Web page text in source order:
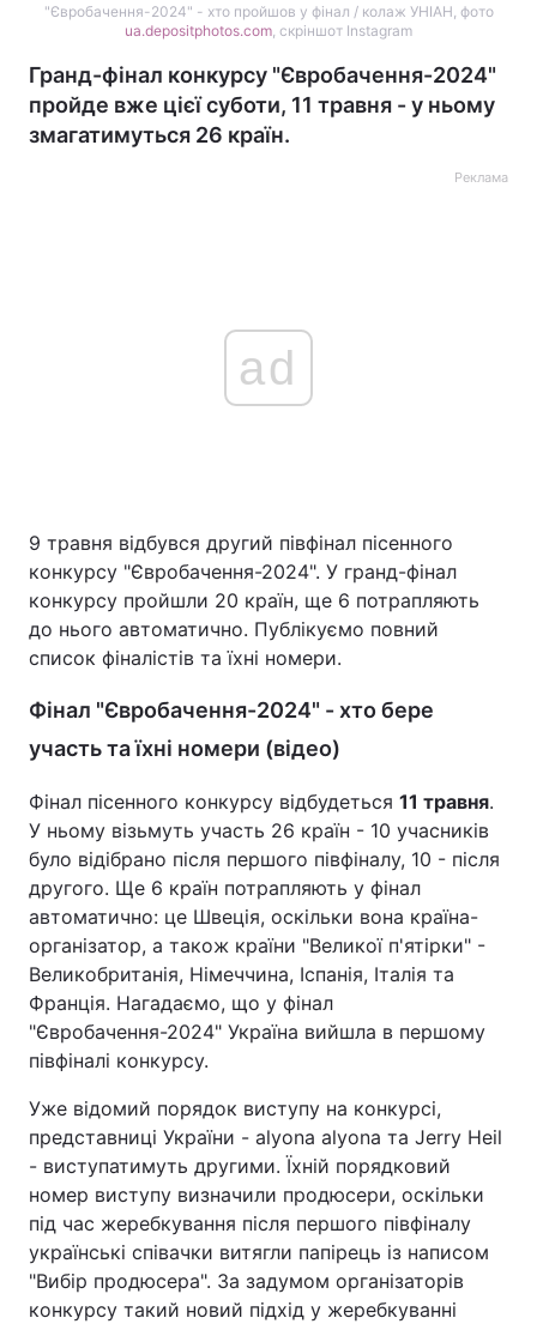
"Євробачення-2024" - хто пройшов у фінал / колаж УНІАН, фото
ua.depositphotos.com , скріншот Instagram
Гранд-фінал конкурсу "Євробачення-2024"
пройде вже цієї суботи, 11 травня - у ньому
змагатимуться 26 країн.
Реклама
ad
9 травня відбувся другий півфінал пісенного
конкурсу "Євробачення-2024". У гранд-фінал
конкурсу пройшли 20 країн, ще 6 потрапляють
до нього автоматично. Публікуємо повний
список фіналістів та їхні номери.
Фінал "Євробачення-2024" - хто бере
участь та їхні номери (відео)
Фінал пісенного конкурсу відбудеться 11 травня.
У ньому візьмуть участь 26 країн - 10 учасників
було відібрано після першого півфіналу, 10 - після
другого. Ще 6 країн потрапляють у фінал
автоматично: це Швеція, оскільки вона країна-
організатор, а також країни "Великої п'ятірки" -
Великобританія, Німеччина, Іспанія, Італія та
Франція. Нагадаємо, що у фінал
"Євробачення-2024" Україна вийшла в першому
півфіналі конкурсу.
Уже відомий порядок виступу на конкурсі,
представниці України - аlyona аlyona та Jerry Heil
- виступатимуть другими. Їхній порядковий
номер виступу визначили продюсери, оскільки
під час жеребкування після першого півфіналу
українські співачки витягли папірець із написом
"Вибір продюсера". За задумом організаторів
конкурсу такий новий підхід у жеребкуванні